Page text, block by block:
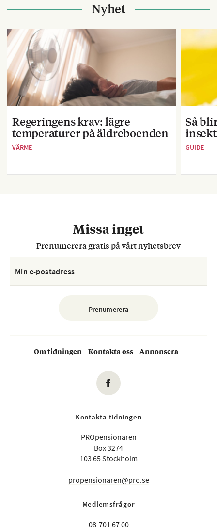
Nyhet
Regeringens krav: lägre
temperaturer på äldreboenden
VÄRME
Så
GUIDE
Missa inget
Prenumerera gratis på vårt nyhetsbrev
Om tidningen Kontakta oss Annonsera
Kontakta tidningen
PROpensionären
Box 3274
103 65 Stockholm
propensionaren@pro.se
Medlemsfrågor
08-701 67 00